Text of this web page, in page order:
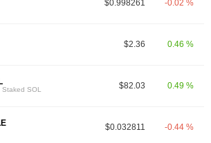
$0.998261 -0.02 %
$2.36 0.46 %
SOL $82.03 0.49 %
$0.032811 -0.44 %